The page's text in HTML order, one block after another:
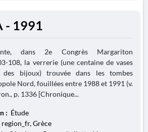
- 1991
dans 2e Congrès Margariton
108, la verrerie (une centaine de vases
des bijoux) trouvée dans les tombes
Nord, fouillées entre 1988 et 1991 (v.
p. 1336 [Chronique...
: Étude
Grèce